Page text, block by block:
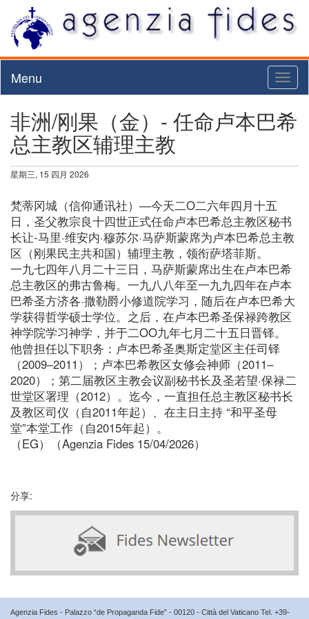
Menu
非洲/刚果（金）- 任命卢本巴希
总主教区辅理主教
星期三, 15 四月 2026
梵蒂冈城（信仰通讯社）—今天二O二六年四月十五
日，圣父教宗良十四世正式任命卢本巴希总主教区秘书
长让-马里·维安内·穆苏尔·马萨斯蒙席为卢本巴希总主教
区（刚果民主共和国）辅理主教，领衔萨塔菲斯。
一九七四年八月二十三日，马萨斯蒙席出生在卢本巴希
总主教区的弗古鲁梅。一九八八年至一九九四年在卢本
巴希圣方济各·撒勒爵小修道院学习，随后在卢本巴希大
学获得哲学硕士学位。之后，在卢本巴希圣保禄跨教区
神学院学习神学，并于二OO九年七月二十五日晋铎。
他曾担任以下职务：卢本巴希圣奥斯定堂区主任司铎
（2009–2011）；卢本巴希教区女修会神师（2011–
2020）；第二届教区主教会议副秘书长及圣若望·保禄二
世堂区署理（2012）。迄今，一直担任总主教区秘书长
及教区司仪（自2011年起）、在主日主持 “和平圣母
堂”本堂工作（自2015年起）。
（EG）（Agenzia Fides 15/04/2026）
分享:
Agenzia Fides - Palazzo “de Propaganda Fide” - 00120 - Città del Vaticano Tel. +39-